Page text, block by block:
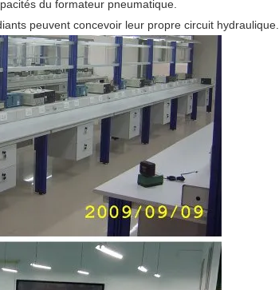
du formateur pneumatique.
peuvent concevoir leur propre circuit hydraulique.